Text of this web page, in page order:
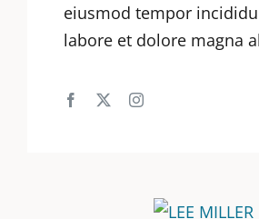
eiusmod tempor
labore et dolore magna